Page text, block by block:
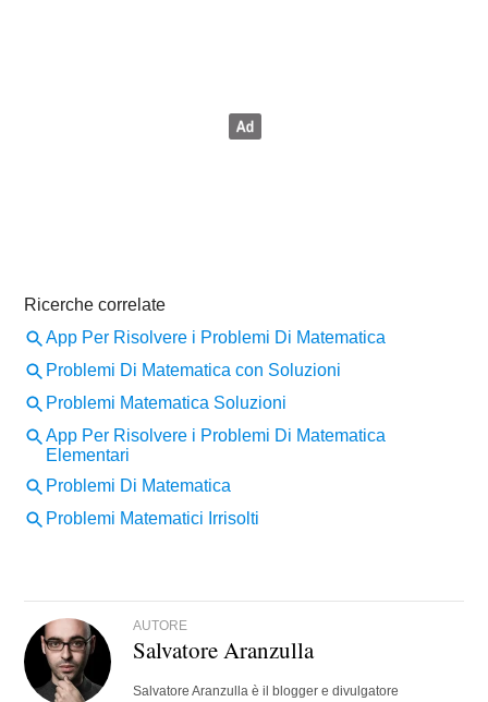
AUTORE
Salvatore Aranzulla
Salvatore Aranzulla è il blogger e divulgatore